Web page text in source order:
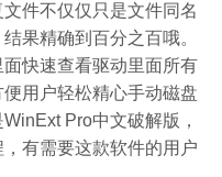
件不仅仅只是文件同名
果精确到百分之百哦。
快速查看驱动里面所有
用户轻松精心手动磁盘
Pro中文破解版，
有需要这款软件的用户